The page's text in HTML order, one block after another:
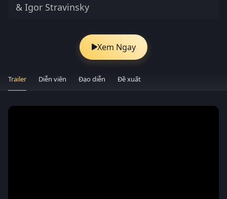
& Igor Stravinsky
Xem Ngay
Trailer Diễn viên Đạo diễn Đề xuất